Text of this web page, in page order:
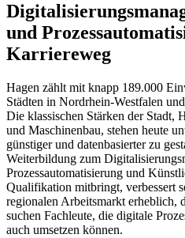
und
Karriereweg
Hagen zählt mit knapp 189.000
Städten in Nordrhein-Westfalen
Die klassischen Stärken der Stadt,
und Maschinenbau, stehen heute
günstiger und datenbasierter zu
Weiterbildung zum
Prozessautomatisierung und
Qualifikation mitbringt, verbessert
regionalen Arbeitsmarkt erheblich,
suchen Fachleute, die digitale
auch umsetzen können.